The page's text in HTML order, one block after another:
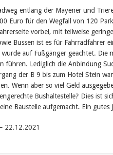
entlang der Mayener und
Euro für den Wegfall von 120
vorbei, mit teilweise
Bussen ist es für Fahrradfahrer
wurde auf Fußgänger geachtet. Die
führen. Lediglich die Anbindung
der B 9 bis zum Hotel Stein
Wenn aber so viel Geld
Bushaltestelle? Dies ist
Baustelle aufgemacht. Ein gutes
22.12.2021